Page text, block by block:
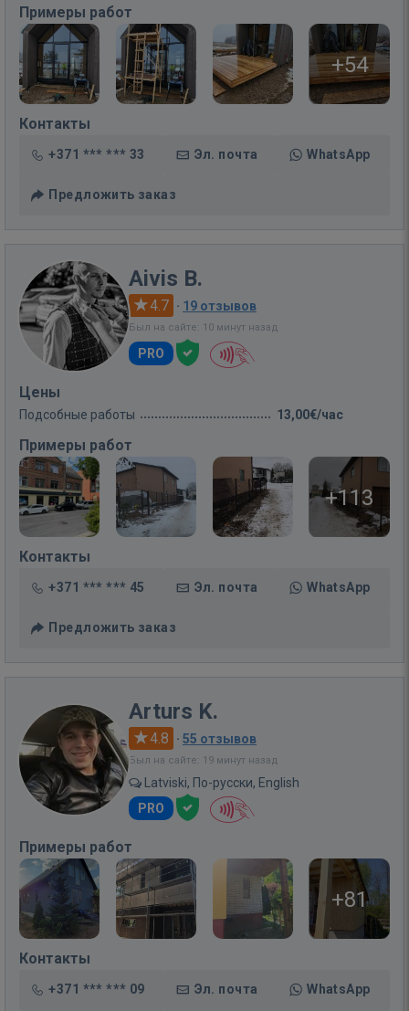
Примеры работ
+54
Контакты
+371 *** *** 33 Эл. почта WhatsApp
Предложить заказ
Aivis B.
4.7 · 19 отзывов
Был на сайте: 10 минут назад
PRO
Цены
Подсобные работы 13,00€/час
Примеры работ
+113
Контакты
+371 *** *** 45 Эл. почта WhatsApp
Предложить заказ
Arturs K.
4.8 · 55 отзывов
Был на сайте: 19 минут назад
Latviski, По-русски, English
PRO
Примеры работ
+81
Контакты
+371 *** *** 09 Эл. почта WhatsApp